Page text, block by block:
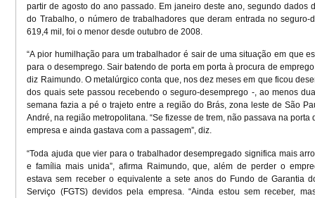
partir de agosto do ano passado. Em janeiro deste ano, segundo dados
do Trabalho, o número de trabalhadores que deram entrada no seguro-
619,4 mil, foi o menor desde outubro de 2008.
“A pior humilhação para um trabalhador é sair de uma situação em que
para o desemprego. Sair batendo de porta em porta à procura de emprego
diz Raimundo. O metalúrgico conta que, nos dez meses em que ficou
dos quais sete passou recebendo o seguro-desemprego -, ao menos
semana fazia a pé o trajeto entre a região do Brás, zona leste de São
André, na região metropolitana. “Se fizesse de trem, não passava na porta
empresa e ainda gastava com a passagem”, diz.
“Toda ajuda que vier para o trabalhador desempregado significa mais
e família mais unida”, afirma Raimundo, que, além de perder o
estava sem receber o equivalente a sete anos do Fundo de Garantia
Serviço (FGTS) devidos pela empresa. “Ainda estou sem receber,